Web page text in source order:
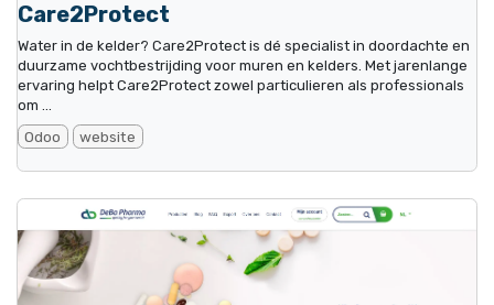
Care2Protect
Water in de kelder? Care2Protect is dé specialist in doordachte en
duurzame vochtbestrijding voor muren en kelders. Met jarenlange
ervaring helpt Care2Protect zowel particulieren als professionals
om ...
Odoo website